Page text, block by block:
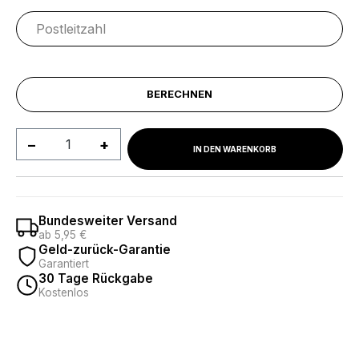
BERECHNEN
Produkt Anzahl: Gib denIN DEN WARENKORB
Bundesweiter Versand
ab 5,95 €
Geld-zurück-Garantie
Garantiert
30 Tage Rückgabe
Kostenlos